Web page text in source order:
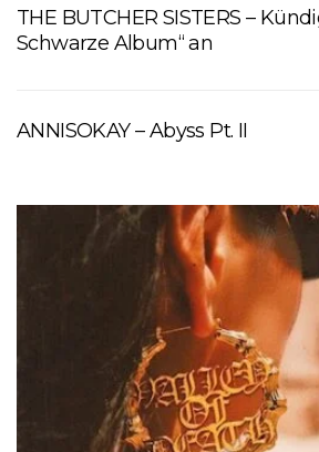
THE BUTCHER SISTERS –
Schwarze Album“ an
ANNISOKAY – Abyss Pt. II